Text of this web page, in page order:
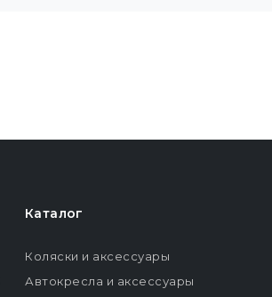
Каталог
Коляски и аксессуары
Автокресла и аксессуары